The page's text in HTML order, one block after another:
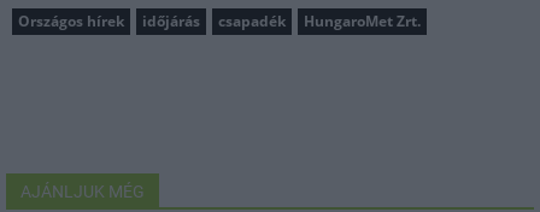
Országos hírek időjárás csapadék HungaroMet Zrt.
AJÁNLJUK MÉG